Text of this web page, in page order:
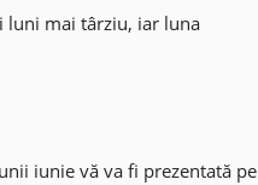
luni mai târziu, iar luna
iunie vă va fi prezentată pe